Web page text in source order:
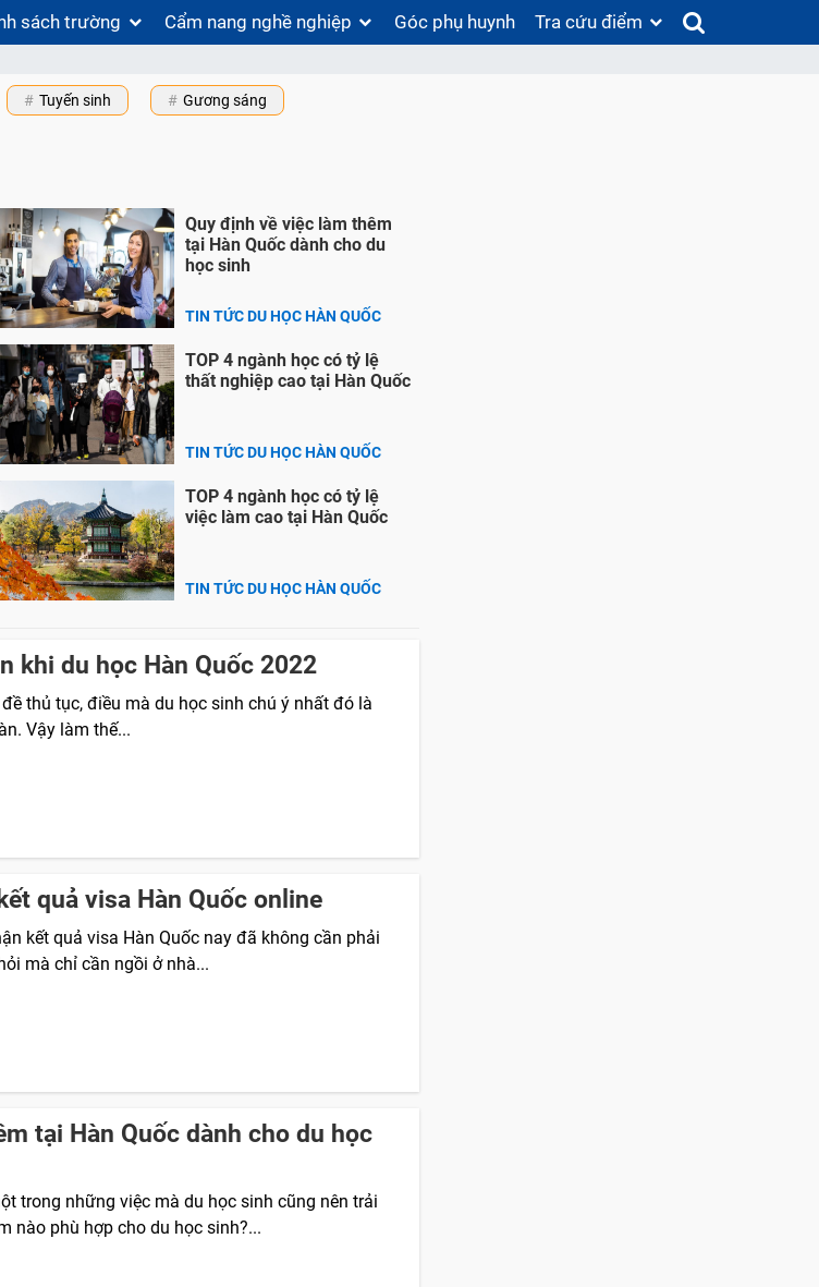
sách trường Cẩm nang nghề nghiệp Góc phụ huynh Tra cứu điểm
Tuyến sinh Gương sáng
Quy định về việc làm thêm
tại Hàn Quốc dành cho du
học sinh
TIN TỨC DU HỌC HÀN QUỐC
TOP 4 ngành học có tỷ lệ
thất nghiệp cao tại Hàn Quốc
TIN TỨC DU HỌC HÀN QUỐC
TOP 4 ngành học có tỷ lệ
việc làm cao tại Hàn Quốc
TIN TỨC DU HỌC HÀN QUỐC
khi du học Hàn Quốc 2022
thủ tục, điều mà du học sinh chú ý nhất đó là
Vậy làm thế...
quả visa Hàn Quốc online
kết quả visa Hàn Quốc nay đã không cần phải
mà chỉ cần ngồi ở nhà...
tại Hàn Quốc dành cho du học
trong những việc mà du học sinh cũng nên trải
nào phù hợp cho du học sinh?...